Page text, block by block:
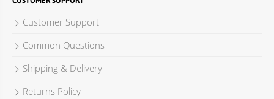
Customer Support
Common Questions
Shipping & Delivery
Returns Policy